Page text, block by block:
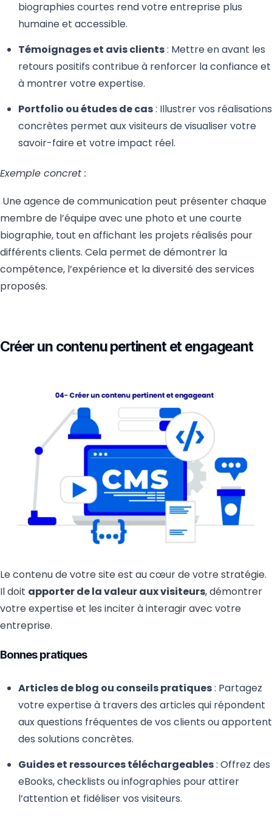
biographies courtes rend votre entreprise plus
humaine et accessible.
Témoignages et avis clients: Mettre en avant les
retours positifs contribue à renforcer la confiance et
à montrer votre expertise.
Portfolio ou études de cas: Illustrer vos réalisations
concrètes permet aux visiteurs de visualiser votre
savoir-faire et votre impact réel.
Exemple concret :
Une agence de communication peut présenter chaque
membre de l’équipe avec une photo et une courte
biographie, tout en affichant les projets réalisés pour
différents clients. Cela permet de démontrer la
compétence, l’expérience et la diversité des services
proposés.
Créer un contenu pertinent et engageant
Le contenu de votre site est au cœur de votre stratégie.
Il doit apporter de la valeur aux visiteurs, démontrer
votre expertise et les inciter à interagir avec votre
entreprise.
Bonnes pratiques
Articles de blog ou conseils pratiques: Partagez
votre expertise à travers des articles qui répondent
aux questions fréquentes de vos clients ou apportent
des solutions concrètes.
Guides et ressources téléchargeables: Offrez des
eBooks, checklists ou infographies pour attirer
l’attention et fidéliser vos visiteurs.